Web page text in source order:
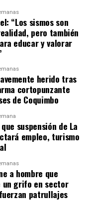
“Los sismos son
pero también
educar y valorar
herido tras
cortopunzante
de Coquimbo
suspensión de La
empleo, turismo
a hombre que
un grifo en sector
patrullajes